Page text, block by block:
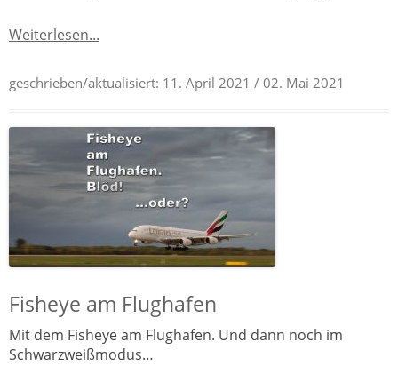
Weiterlesen...
geschrieben/aktualisiert: 11. April 2021 / 02. Mai 2021
Fisheye am Flughafen
Mit dem Fisheye am Flughafen. Und dann noch im
Schwarzweißmodus…